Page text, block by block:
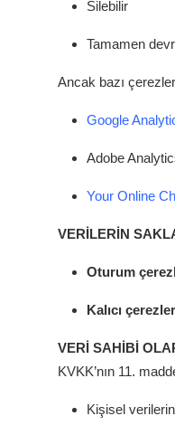
Silebilir
Tamamen
Ancak bazı
Google
Adobe
Your Online
VERİLERİN
Oturum
Kalıcı
VERİ SAHİBİ
KVKK’nın 11.
Kişisel